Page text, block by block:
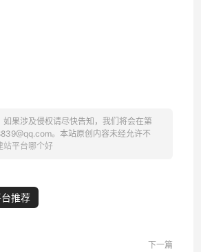
果涉及侵权请尽快告知，我们将会在第
。本站原创内容未经允许不
站平台哪个好
推荐
下一篇